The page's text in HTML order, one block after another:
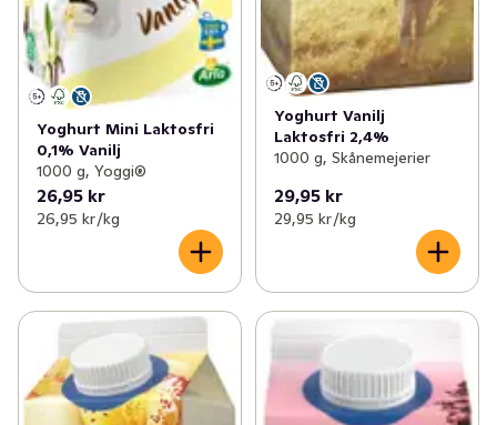
Yoghurt Mini Laktosfri
0,1% Vanilj
1000 g, Yoggi®
26,95 kr
26,95 kr /kg
Yoghurt Vanilj
Laktosfri 2,4%
1000 g, Skånemejerier
29,95 kr
29,95 kr /kg